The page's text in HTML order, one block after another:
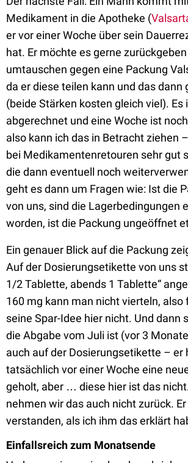
Medikament in die Apotheke (
er vor einer Woche über sein
hat. Er möchte es gerne
umtauschen gegen eine Packung
da er diese teilen kann und das dann
(beide Stärken kosten gleich viel). Es
abgerechnet und eine Woche ist
also kann ich das in Betracht ziehen
bei Medikamentenretouren sehr gut
die dann eventuell noch
geht es dann um Fragen wie: Ist die
von uns, sind die Lagerbedingungen
worden, ist die Packung ungeöffnet
Ein genauer Blick auf die Packung
Auf der Dosierungsetikette von uns
1/2 Tablette, abends 1 Tablette“
160 mg kann man nicht vierteln, also
seine Spar-Idee hier nicht. Und dann
die Abgabe vom Juli ist (vor 3
auch auf der Dosierungsetikette – er
tatsächlich vor einer Woche eine
geholt, aber … diese hier ist das
nehmen wir das auch nicht zurück.
verstanden, als ich ihm das erklärt
Einfallsreich zum Monatsende